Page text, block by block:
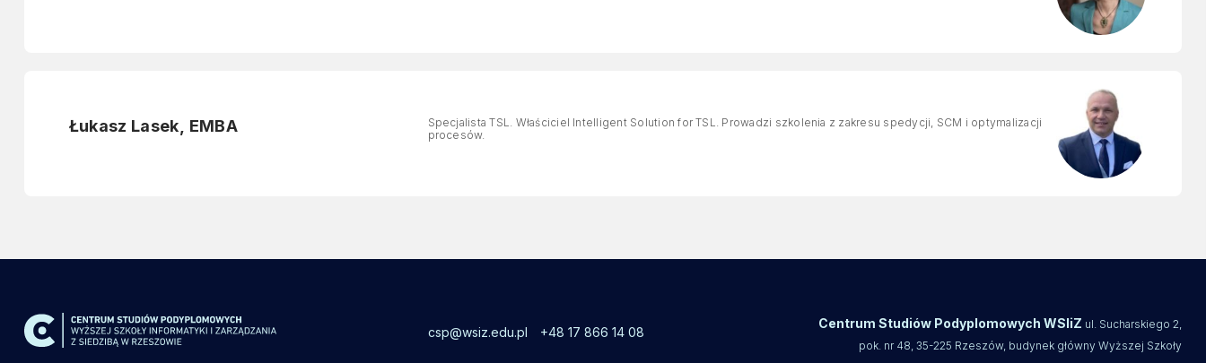
Łukasz Lasek, EMBA
Specjalista TSL. Właściciel Intelligent Solution for TSL. Prowadzi szkolenia z zakresu spedycji, SCM i optymalizacji
procesów.
csp@wsiz.edu.pl +48 17 866 14 08
Centrum Studiów Podyplomowych WSIiZ ul. Sucharskiego 2,
pok. nr 48, 35-225 Rzeszów, budynek główny Wyższej Szkoły